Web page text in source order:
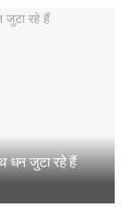
धन जुटा रहे हैं